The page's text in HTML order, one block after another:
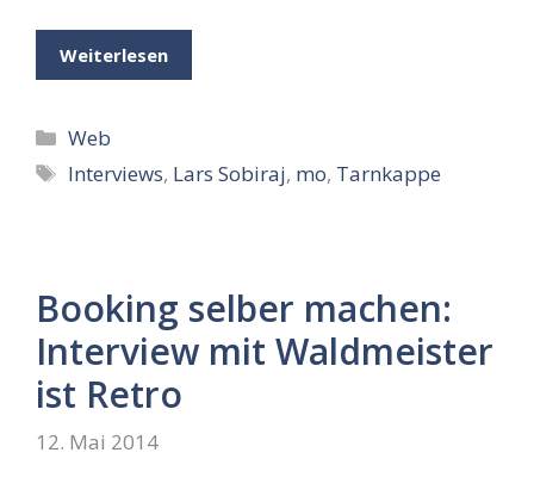
Weiterlesen
Kategorien
Web
Schlagwörter
Interviews, Lars Sobiraj, mo, Tarnkappe
Booking selber machen:
Interview mit Waldmeister
ist Retro
12. Mai 2014